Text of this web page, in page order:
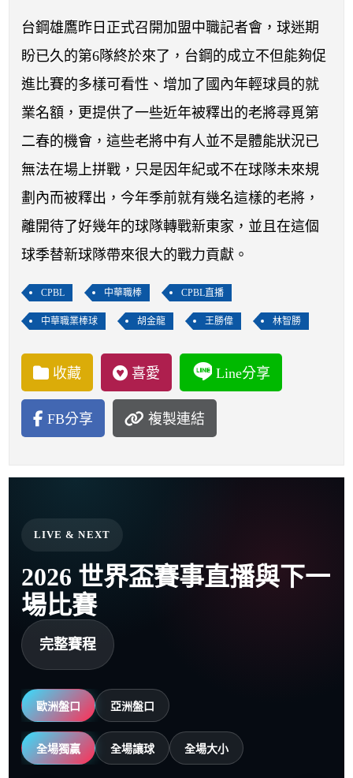
台鋼雄鷹昨日正式召開加盟中職記者會，球迷期
盼已久的第6隊終於來了，台鋼的成立不但能夠促
進比賽的多樣可看性、增加了國內年輕球員的就
業名額，更提供了一些近年被釋出的老將尋覓第
二春的機會，這些老將中有人並不是體能狀況已
無法在場上拼戰，只是因年紀或不在球隊未來規
劃內而被釋出，今年季前就有幾名這樣的老將，
離開待了好幾年的球隊轉戰新東家，並且在這個
球季替新球隊帶來很大的戰力貢獻。
CPBL 中華職棒 CPBL直播
中華職業棒球 胡金龍 王勝偉 林智勝
收藏 喜愛 Line分享
FB分享 複製連結
LIVE & NEXT
2026 世界盃賽事直播與下一
場比賽
完整賽程
歐洲盤口 亞洲盤口
全場獨贏 全場讓球 全場大小